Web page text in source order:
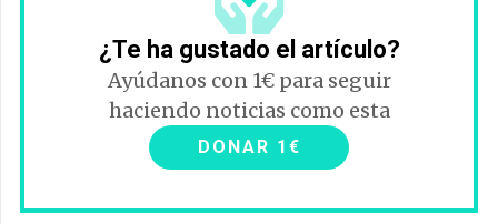
¿Te ha gustado el artículo?
Ayúdanos con 1€ para seguir
haciendo noticias como esta
DONAR 1€